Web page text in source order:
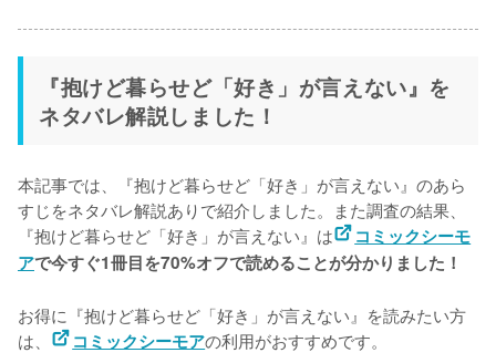
『抱けど暮らせど「好き」が言えない』を
ネタバレ解説しました！
本記事では、『抱けど暮らせど「好き」が言えない』のあら
すじをネタバレ解説ありで紹介しました。また調査の結果、
『抱けど暮らせど「好き」が言えない』は
コミックシーモ
アで今すぐ1冊目を70%オフで読めることが分かりました！
お得に『抱けど暮らせど「好き」が言えない』を読みたい方
は、
コミックシーモアの利用がおすすめです。